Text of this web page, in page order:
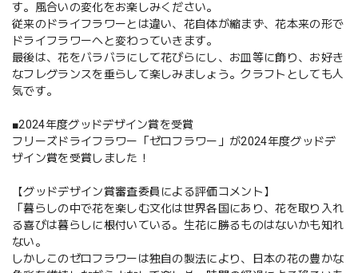
す。風合いの変化をお楽しみください。
従来のドライフラワーとは違い、花自体が縮まず、花本来の形で
ドライフラワーへと変わっていきます。
最後は、花をバラバラにして花びらにし、お皿等に飾り、お好き
なフレグランスを垂らして楽しみましょう。クラフトとしても人
気です。
■2024年度グッドデザイン賞を受賞
フリーズドライフラワー「ゼロフラワー」が2024年度グッドデ
ザイン賞を受賞しました！
【グッドデザイン賞審査委員による評価コメント】
「暮らしの中で花を楽しむ文化は世界各国にあり、花を取り入れ
る喜びは暮らしに根付いている。生花に勝るものはないかも知れ
ない。
しかしこのゼロフラワーは独自の製法により、日本の花の豊かな